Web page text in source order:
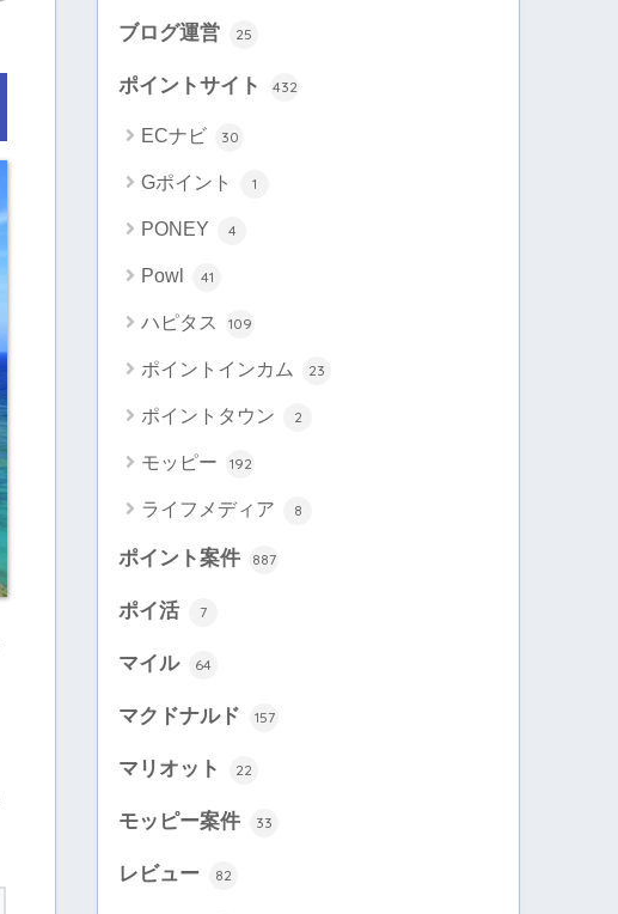
ブログ運営 25
ポイントサイト 432
ECナビ 30
Gポイント 1
PONEY 4
Powl 41
ハピタス 109
ポイントインカム 23
ポイントタウン 2
モッピー 192
ライフメディア 8
ポイント案件 887
ポイ活 7
マイル 64
マクドナルド 157
マリオット 22
モッピー案件 33
レビュー 82